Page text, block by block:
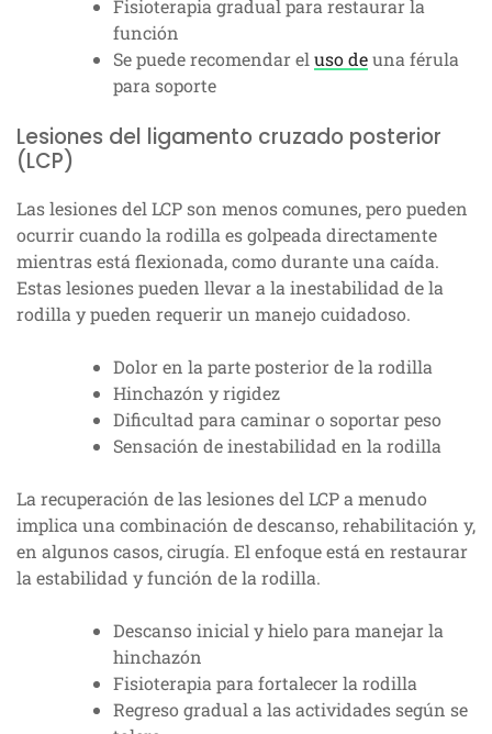
Fisioterapia gradual para restaurar la
función
Se puede recomendar eluso deuna férula
para soporte
Lesiones del ligamento cruzado posterior
(LCP)
Las lesiones del LCP son menos comunes, pero pueden
ocurrir cuando la rodilla es golpeada directamente
mientras está flexionada, como durante una caída.
Estas lesiones pueden llevar a la inestabilidad de la
rodilla y pueden requerir un manejo cuidadoso.
Dolor en la parte posterior de la rodilla
Hinchazón y rigidez
Dificultad para caminar o soportar peso
Sensación de inestabilidad en la rodilla
La recuperación de las lesiones del LCP a menudo
implica una combinación de descanso, rehabilitación y,
en algunos casos, cirugía. El enfoque está en restaurar
la estabilidad y función de la rodilla.
Descanso inicial y hielo para manejar la
hinchazón
Fisioterapia para fortalecer la rodilla
Regreso gradual a las actividades según se